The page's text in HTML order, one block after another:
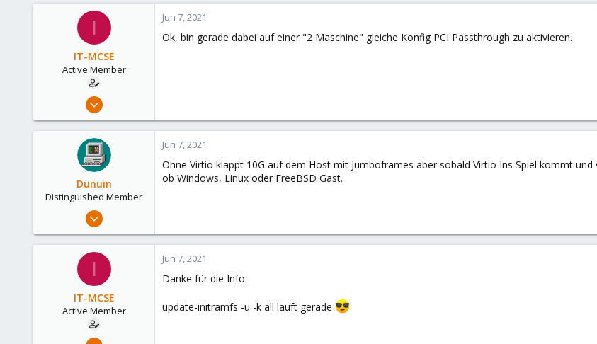
4,874
Germany
I
IT-MCSE
Active Member
Nov 7, 2020
4
Jun 7, 2021
Ok, bin gerade dabei auf einer "2 Maschine" gleiche Konfig PCI Passthrough zu aktivieren.
Dunuin
Distinguished Member
Jun 30, 2020
4,874
Germany
Jun 7, 2021
Ohne Virtio klappt 10G auf dem Host mit Jumboframes aber sobald Virtio Ins Spiel kommt
ob Windows, Linux oder FreeBSD Gast.
I
IT-MCSE
Active Member
Nov 7, 2020
Jun 7, 2021
Danke für die Info.
update-initramfs -u -k all läuft gerade